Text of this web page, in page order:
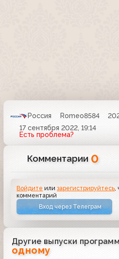
Россия Romeo8584
17 сентября 2022, 19:14
Есть проблема?
Комментарии 0
Войдите илизарегистрируйтесь
комментарий
Вход через Телеграм
Другие выпуски
одному